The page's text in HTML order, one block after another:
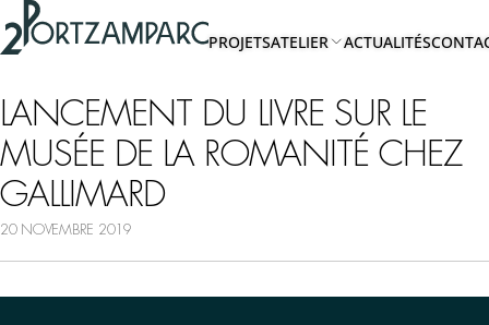
Accéder à l'en-tête
Accéder au contenu principal
Accéder au pied de page
2portzamparc
PROJETSATELIER
PROPOS
EQUIPE
ACTUALITÉS
LANCEMENT DU LIVRE SUR LE
MUSÉE DE LA ROMANITÉ CHEZ
GALLIMARD
20 NOVEMBRE 2019